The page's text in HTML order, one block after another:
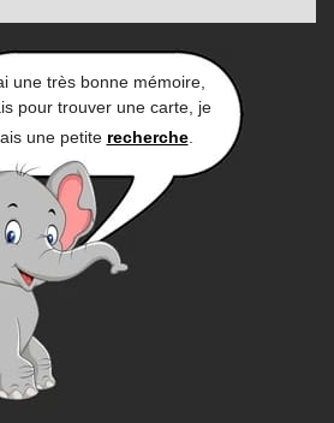
une très bonne mémoire,
pour trouver une carte, je
une petite recherche.